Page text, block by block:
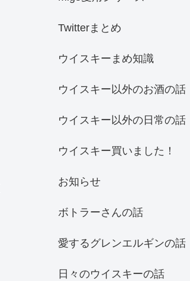
Twitterまとめ
ウイスキーまめ知識
ウイスキー以外のお酒の話
ウイスキー以外の日常の話
ウイスキー買いました！
お知らせ
ボトラーさんの話
愛するグレンエルギンの話
日々のウイスキーの話